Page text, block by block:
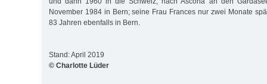
November 1984 in Bern; seine Frau Frances nur zwei Monate
83 Jahren ebenfalls in Bern.
Stand: April 2019
© Charlotte Lüder